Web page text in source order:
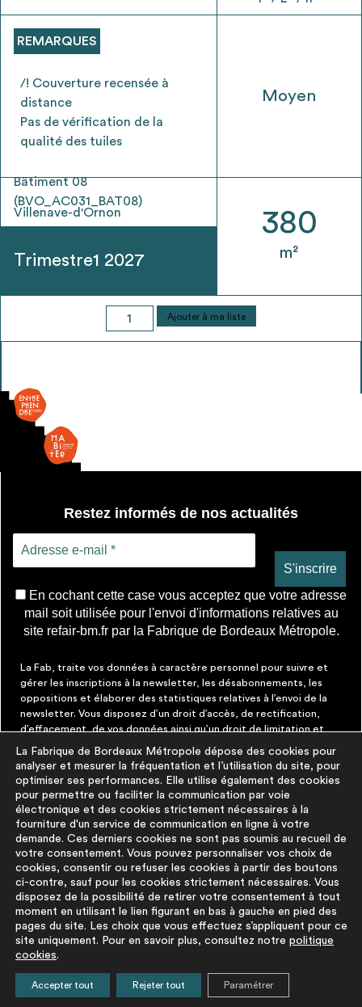
voirFAQ
REMARQUES
/! Couverture recensée à
distance
Pas de vérification de la
qualité des tuiles
Bâtiment 08
(BVO_AC031_BAT08)
Villenave-d'Ornon
Trimestre1 2027
Moyen
380
m²
quantité
de
Ajouter à ma liste
Restez informés de nos actualités
En cochant cette case vous acceptez que votre adresse
mail soit utilisée pour l'envoi d'informations relatives au
site refair-bm.fr par la Fabrique de Bordeaux Métropole.
La Fab, traite vos données à caractère personnel pour suivre et
gérer les inscriptions à la newsletter, les désabonnements, les
oppositions et élaborer des statistiques relatives à l’envoi de la
newsletter. Vous disposez d’un droit d’accès, de rectification,
d’effacement, de vos données ainsi qu’un droit de limitation et
moment faire cesser ces communications en cliquant sur le lien de
désinscription figurant dans chaque message. Vous pouvez
exercer ces droits par courrier électronique à contact@lafab-
bm.fr. Pour en savoir plus sur le traitement de vos données,
cliquezici
À PROPOS
La démarche
La base du
réemploi
FAQ
Pour aller plus
loin
PLUS D'INFORMATIONS
Mentions légales
Politique de
protection des
Politique cookies
La Fabrique de Bordeaux Métropole dépose des cookies pour
analyser et mesurer la fréquentation et l’utilisation du site, pour
optimiser ses performances. Elle utilise également des cookies
pour permettre ou faciliter la communication par voie
électronique et des cookies strictement nécessaires à la
fourniture d'un service de communication en ligne à votre
demande. Ces derniers cookies ne sont pas soumis au recueil de
votre consentement. Vous pouvez personnaliser vos choix de
cookies, consentir ou refuser les cookies à partir des boutons
ci-contre, sauf pour les cookies strictement nécessaires. Vous
disposez de la possibilité de retirer votre consentement à tout
moment en utilisant le lien figurant en bas à gauche en pied des
pages du site. Les choix que vous effectuez s’appliquent pour ce
site uniquement. Pour en savoir plus, consultez notre politique
cookies.
Accepter tout Rejeter tout Paramétrer